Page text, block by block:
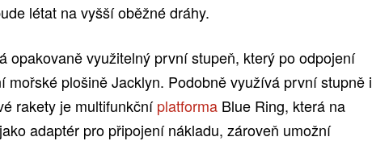
létat na vyšší oběžné dráhy.
opakovaně využitelný první stupeň, který po odpojení
mořské plošině Jacklyn. Podobně využívá první stupně i
rakety je multifunkčníplatforma Blue Ring, která na
adaptér pro připojení nákladu, zároveň umožní